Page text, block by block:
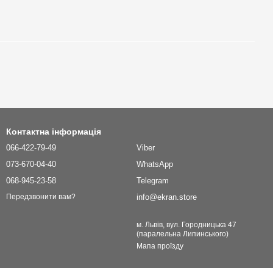
Контактна інформація
066-422-79-49
073-670-04-40
068-945-23-58
Передзвонити вам?
Viber
WhatsApp
Telegram
info@ekran.store
м. Львів, вул. Городницька 47
(паралельна Липинського)
Мапа проїзду